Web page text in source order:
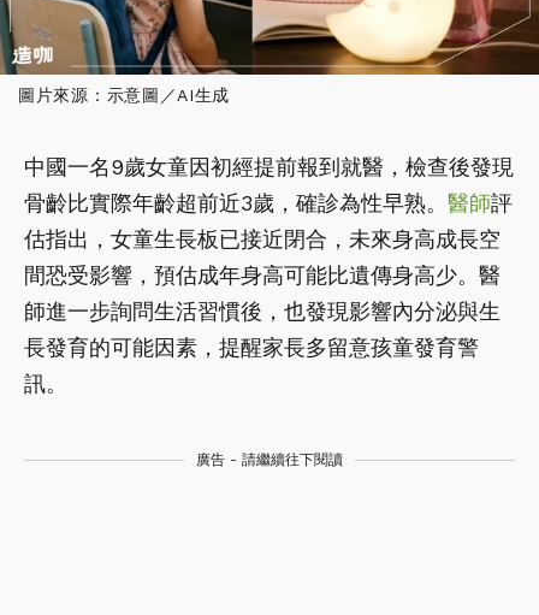
圖片來源：示意圖／AI生成
中國一名9歲女童因初經提前報到就醫，檢查後發現
骨齡比實際年齡超前近3歲，確診為性早熟。 醫師評
估指出，女童生長板已接近閉合，未來身高成長空
間恐受影響，預估成年身高可能比遺傳身高少。醫
師進一步詢問生活習慣後，也發現影響內分泌與生
長發育的可能因素，提醒家長多留意孩童發育警
訊。
廣告 - 請繼續往下閱讀